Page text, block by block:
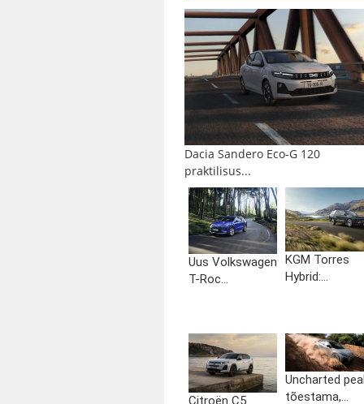
Dacia Sandero Eco-G 120
praktilisus...
Uus Volkswagen
T-Roc...
KGM Torres
Hybrid:...
Citroën C5
Uncharted
tõestama,...